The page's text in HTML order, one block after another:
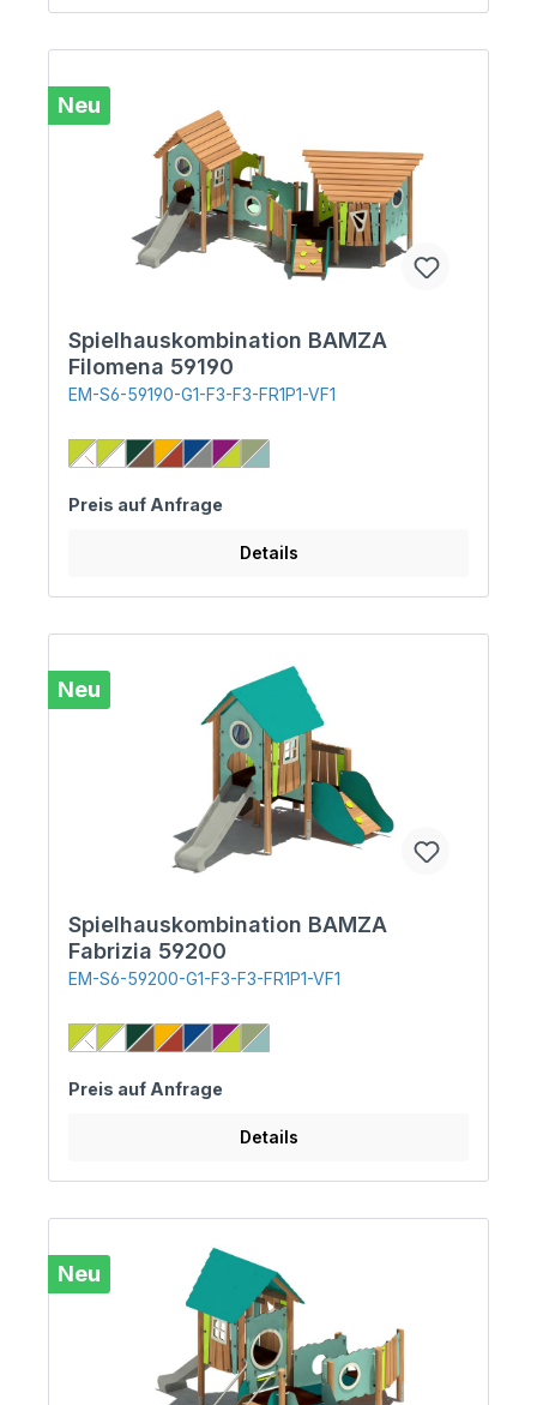
Neu
Spielhauskombination BAMZA
Filomena 59190
EM-S6-59190-G1-F3-F3-FR1P1-VF1
Preis auf Anfrage
Details
Neu
Spielhauskombination BAMZA
Fabrizia 59200
EM-S6-59200-G1-F3-F3-FR1P1-VF1
Preis auf Anfrage
Details
Neu